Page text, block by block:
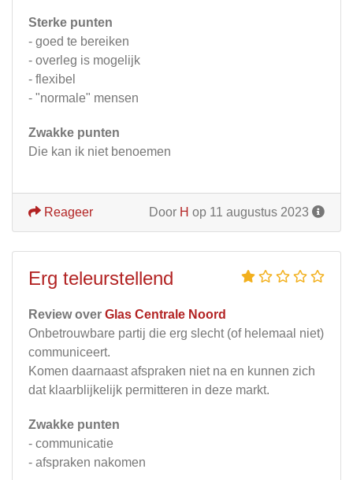
Sterke punten
- goed te bereiken
- overleg is mogelijk
- flexibel
- "normale" mensen
Zwakke punten
Die kan ik niet benoemen
Door H op 11 augustus 2023
Reageer
Erg teleurstellend
Review over Glas Centrale Noord
Onbetrouwbare partij die erg slecht (of helemaal niet)
communiceert.
Komen daarnaast afspraken niet na en kunnen zich
dat klaarblijkelijk permitteren in deze markt.
Zwakke punten
- communicatie
- afspraken nakomen